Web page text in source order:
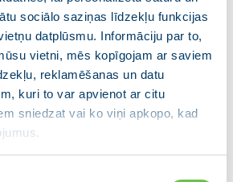
sociālo saziņas līdzekļu funkcijas
datplūsmu. Informāciju par to,
vietni, mēs kopīgojam ar saviem
reklamēšanas un datu
kuri to var apvienot ar citu
sniedzat vai ko viņi apkopo, kad
valsti, kuras sabiedrība ir
droša par nākotni, partijas
būs veltīta diskusijām par drošību,
vienotību. Diskusijas vadīs
valdes loceklis, Saeimas frakcijas
Latkovskis, partijas VIENOTĪBA
Republikas izglītības un
Čakša un partijas VIENOTĪBA